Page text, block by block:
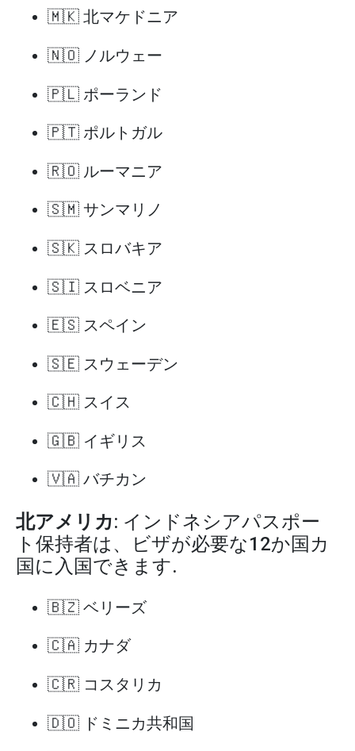
🇲🇰 北マケドニア
🇳🇴 ノルウェー
🇵🇱 ポーランド
🇵🇹 ポルトガル
🇷🇴 ルーマニア
🇸🇲 サンマリノ
🇸🇰 スロバキア
🇸🇮 スロベニア
🇪🇸 スペイン
🇸🇪 スウェーデン
🇨🇭 スイス
🇬🇧 イギリス
🇻🇦 バチカン
北アメリカ: インドネシアパスポー
ト保持者は、ビザが必要な12か国カ
国に入国できます.
🇧🇿 ベリーズ
🇨🇦 カナダ
🇨🇷 コスタリカ
🇩🇴 ドミニカ共和国